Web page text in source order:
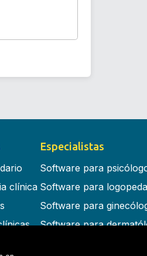
clínica
Especialistas
Software para
Software para
Software para
Software para